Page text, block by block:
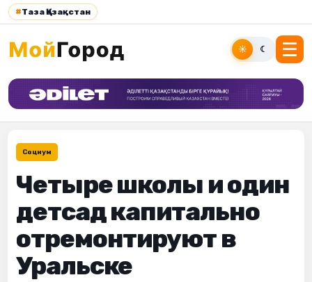
#Таза Қазақстан
☀ ☾
Социум
Четыре школы и один
детсад капитально
отремонтируют в
Уральске